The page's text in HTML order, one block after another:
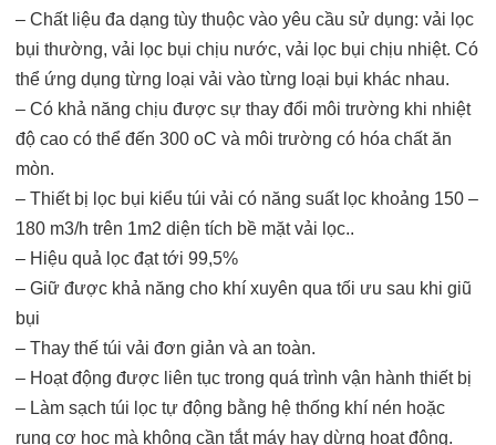
– Chất liệu đa dạng tùy thuộc vào yêu cầu sử dụng: vải lọc
bụi thường, vải lọc bụi chịu nước, vải lọc bụi chịu nhiệt. Có
thể ứng dụng từng loại vải vào từng loại bụi khác nhau.
– Có khả năng chịu được sự thay đổi môi trường khi nhiệt
độ cao có thể đến 300 oC và môi trường có hóa chất ăn
mòn.
– Thiết bị lọc bụi kiểu túi vải có năng suất lọc khoảng 150 –
180 m3/h trên 1m2 diện tích bề mặt vải lọc..
– Hiệu quả lọc đạt tới 99,5%
– Giữ được khả năng cho khí xuyên qua tối ưu sau khi giũ
bụi
– Thay thế túi vải đơn giản và an toàn.
– Hoạt động được liên tục trong quá trình vận hành thiết bị
– Làm sạch túi lọc tự động bằng hệ thống khí nén hoặc
rung cơ học mà không cần tắt máy hay dừng hoạt động.